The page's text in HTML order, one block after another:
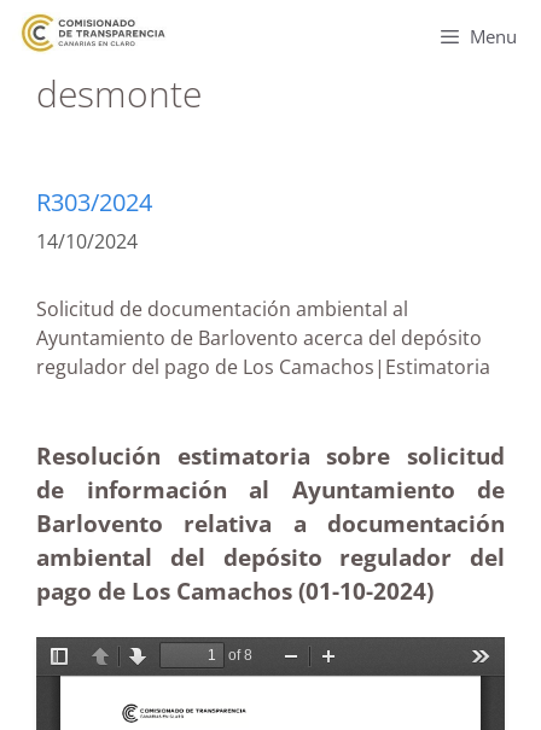
Menu
desmonte
R303/2024
14/10/2024
Solicitud de documentación ambiental al
Ayuntamiento de Barlovento acerca del depósito
regulador del pago de Los Camachos|Estimatoria
Resolución estimatoria sobre solicitud
de información al Ayuntamiento de
Barlovento relativa a documentación
ambiental del depósito regulador del
pago de Los Camachos (01-10-2024)